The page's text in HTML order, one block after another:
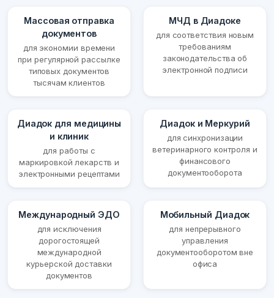
Массовая отправка
документов
для экономии времени
при регулярной рассылке
типовых документов
тысячам клиентов
МЧД в Диадоке
для соответствия новым
требованиям
законодательства об
электронной подписи
Диадок для медицины
и клиник
для работы с
маркировкой лекарств и
электронными рецептами
Диадок и Меркурий
для синхронизации
ветеринарного контроля и
финансового
документооборота
Международный ЭДО
для исключения
дорогостоящей
международной
курьерской доставки
документов
Мобильный Диадок
для непрерывного
управления
документооборотом вне
офиса